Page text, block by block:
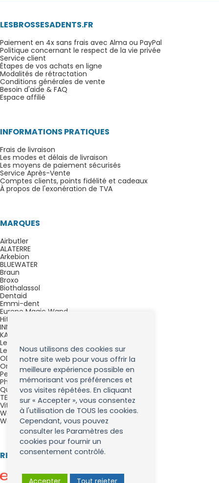
LESBROSSESADENTS.FR
Paiement en 4x sans frais avec Alma ou PayPal
Politique concernant le respect de la vie privée
Service client
Étapes de vos achats en ligne
Modalités de rétractation
Conditions générales de vente
Besoin d'aide & FAQ
Espace affilié
INFORMATIONS PRATIQUES
Frais de livraison
Les modes et délais de livraison
Les moyens de paiement sécurisés
Service Après-Vente
Comptes clients, points fidélité et cadeaux
À propos de l'exonération de TVA
MARQUES
Airbutler
ALATERRE
Arkebion
BLUEWATER
Braun
Broxo
Biothalassol
Dentaid
Emmi-dent
Europe Magic Wand
Hitachi Magic Wand Original
INNOBIZ
KATADYN
Lehning
Lemon Pharma
ODEMER-CSBS
Oral-B
PearlAqua
Phytonika
Quinton ®
TEQOYA
Vitalomarine
Waterpik
Weleda
RETROUVEZ NOUS SUR :
Nous utilisons des cookies sur
notre site web pour vous offrir la
meilleure expérience possible en
mémorisant vos préférences et
vos visites répétées. En cliquant
sur « Accepter », vous consentez
à l'utilisation de TOUS les cookies.
Cependant, vous pouvez
consulter les Paramètres des
cookies pour fournir un
consentement contrôlé.